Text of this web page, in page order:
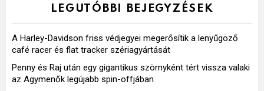
LEGUTÓBBI BEJEGYZÉSEK
A Harley-Davidson friss védjegyei megerősítik a lenyűgöző
café racer és flat tracker szériagyártását
Penny és Raj után egy gigantikus szörnyként tért vissza valaki
az Agymenők legújabb spin-offjában